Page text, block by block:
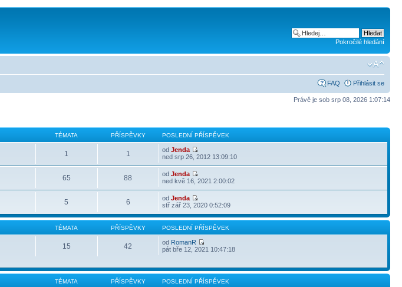
Pokročilé hledání
FAQ Přihlásit se
Právě je sob srp 08, 2026 1:07:14
TÉMATA PŘÍSPĚVKY POSLEDNÍ PŘÍSPĚVEK
1 1 odJenda
ned srp 26, 2012 13:09:10
65 88 odJenda
ned kvě 16, 2021 2:00:02
5 6 odJenda
stř zář 23, 2020 0:52:09
TÉMATA PŘÍSPĚVKY POSLEDNÍ PŘÍSPĚVEK
15 42 od RomanR
pát bře 12, 2021 10:47:18
TÉMATA PŘÍSPĚVKY POSLEDNÍ PŘÍSPĚVEK